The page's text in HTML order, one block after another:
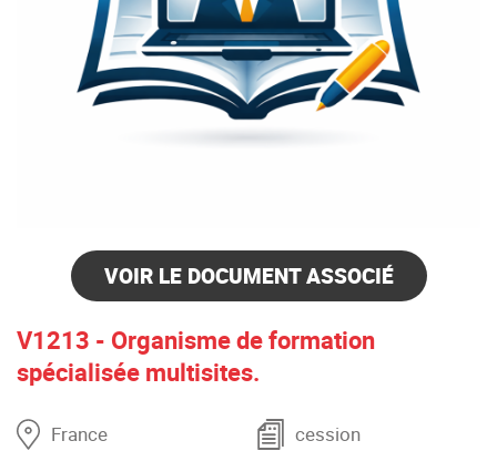
VOIR LE DOCUMENT ASSOCIÉ
V1213 - Organisme de formation
spécialisée multisites.
France cession